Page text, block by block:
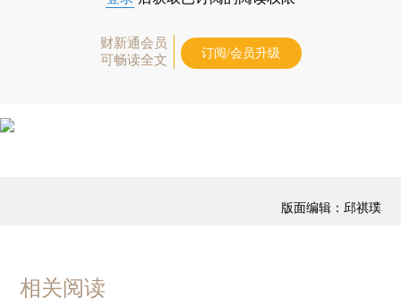
财新通会员
可畅读全文
订阅/会员升级
版面编辑：邱祺璞
相关阅读